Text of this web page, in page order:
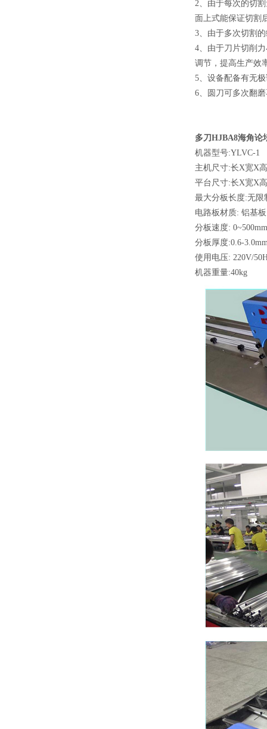
2、由于每次的切
面上式能保证切割
3、由于多次切
4、由于刀片切削
调节，提高生产效率
5、设备配备有无极
6、圆刀可多次翻
多刀HJBA8海角论坛
机器型号:YLVC-1
主机尺寸:长X宽X
平台尺寸:长X宽X
最大分板长度:无限
电路板材质: 铝基板
分板速度:
分板厚度:0.6-
使用电压: 220V/
机器重量:40kg